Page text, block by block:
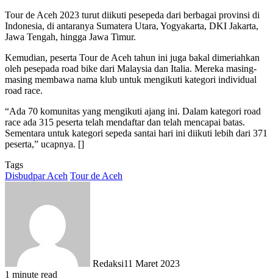
Tour de Aceh 2023 turut diikuti pesepeda dari berbagai provinsi di
Indonesia, di antaranya Sumatera Utara, Yogyakarta, DKI Jakarta,
Jawa Tengah, hingga Jawa Timur.
Kemudian, peserta Tour de Aceh tahun ini juga bakal dimeriahkan
oleh pesepada road bike dari Malaysia dan Italia. Mereka masing-
masing membawa nama klub untuk mengikuti kategori individual
road race.
“Ada 70 komunitas yang mengikuti ajang ini. Dalam kategori road
race ada 315 peserta telah mendaftar dan telah mencapai batas.
Sementara untuk kategori sepeda santai hari ini diikuti lebih dari 371
peserta,” ucapnya. []
Tags
Disbudpar Aceh Tour de Aceh
Redaksi11 Maret 2023
1 minute read